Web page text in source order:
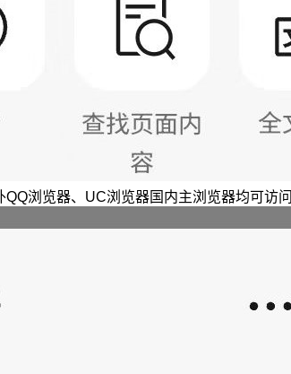
浏览器、UC浏览器国内主浏览器均可访问